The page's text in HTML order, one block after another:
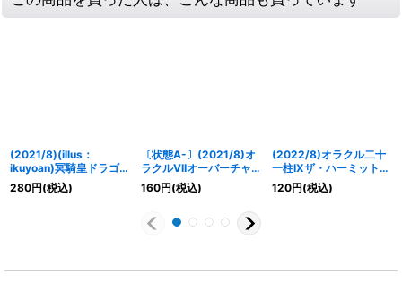
(2021/8)(illus：
ikuyoan)冥騎皇ドラゴニ
ック・アーサー/翼神機
グラン・ウォーデン・ツ
280円(税込)
〔状態A-〕(2021/8)オ
ラクルVIIオーバーチャ
リオット【R】{BS58-
080}《白》
160円(税込)
(2022/8)オラクル二十
一柱IXザ・ハーミット
【X】{BS59-X03}
《紫》
120円(税込)